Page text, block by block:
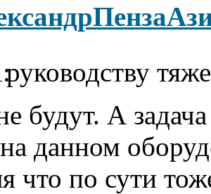
будут. А
данном
что по сути